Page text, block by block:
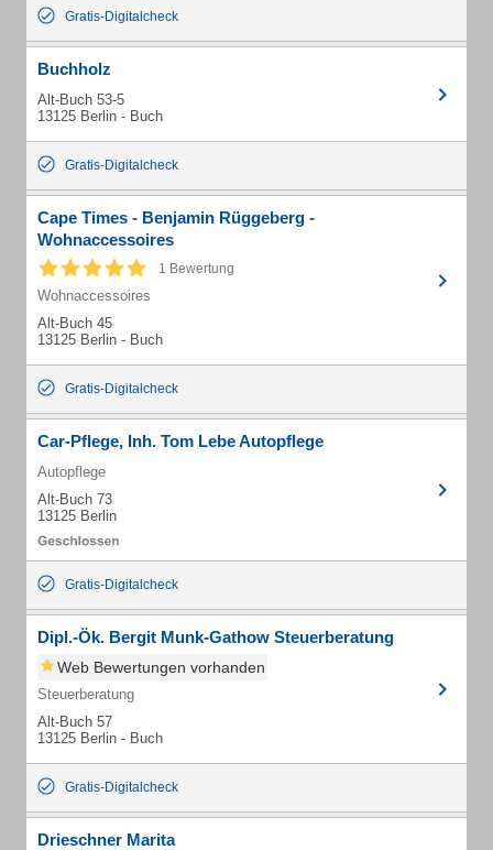
Gratis-Digitalcheck
Buchholz
Alt-Buch 53-5
13125 Berlin - Buch
Gratis-Digitalcheck
Cape Times - Benjamin Rüggeberg -
Wohnaccessoires
1 Bewertung
Wohnaccessoires
Alt-Buch 45
13125 Berlin - Buch
Gratis-Digitalcheck
Car-Pflege, Inh. Tom Lebe Autopflege
Autopflege
Alt-Buch 73
13125 Berlin
Gratis-Digitalcheck
Dipl.-Ök. Bergit Munk-Gathow Steuerberatung
Web Bewertungen vorhanden
Steuerberatung
Alt-Buch 57
13125 Berlin - Buch
Gratis-Digitalcheck
Drieschner Marita